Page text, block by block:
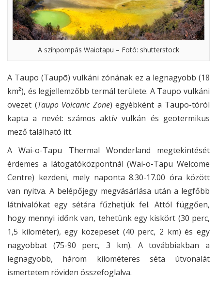
A színpompás Waiotapu – Fotó: shutterstock
A Taupo (Taupō) vulkáni zónának ez a legnagyobb (18
km²), és legjellemzőbb termál területe. A Taupo vulkáni
övezet (Taupo Volcanic Zone) egyébként a Taupo-tóról
kapta a nevét: számos aktív vulkán és geotermikus
mező található itt.
A Wai-o-Tapu Thermal Wonderland megtekintését
érdemes a látogatóközpontnál (Wai-o-Tapu Welcome
Centre) kezdeni, mely naponta 8.30-17.00 óra között
van nyitva. A belépőjegy megvásárlása után a legfőbb
látnivalókat egy sétára fűzhetjük fel. Attól függően,
hogy mennyi időnk van, tehetünk egy kiskört (30 perc,
1,5 kilométer), egy közepeset (40 perc, 2 km) és egy
nagyobbat (75-90 perc, 3 km). A továbbiakban a
legnagyobb, három kilométeres séta útvonalát
ismertetem röviden összefoglalva.